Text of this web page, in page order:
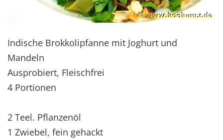
Indische Brokkolipfanne mit Joghurt und
Mandeln
Ausprobiert, Fleischfrei
4 Portionen
2 Teel. Pflanzenöl
1 Zwiebel, fein gehackt